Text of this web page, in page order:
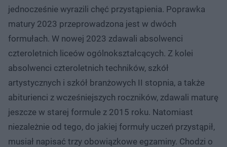
jednocześnie wyrazili chęć przystąpienia. Poprawka
matury 2023 przeprowadzona jest w dwóch
formułach. W nowej 2023 zdawali absolwenci
czteroletnich liceów ogólnokształcących. Z kolei
absolwenci czteroletnich techników, szkół
artystycznych i szkół branżowych II stopnia, a także
abiturienci z wcześniejszych roczników, zdawali maturę
jeszcze w starej formule z 2015 roku. Natomiast
niezależnie od tego, do jakiej formuły uczeń przystąpił,
musiał napisać trzy obowiązkowe egzaminy. Chodzi o